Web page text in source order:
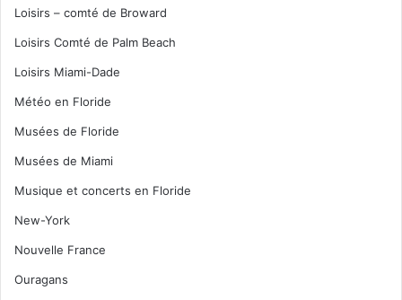
Loisirs – comté de Broward
Loisirs Comté de Palm Beach
Loisirs Miami-Dade
Météo en Floride
Musées de Floride
Musées de Miami
Musique et concerts en Floride
New-York
Nouvelle France
Ouragans